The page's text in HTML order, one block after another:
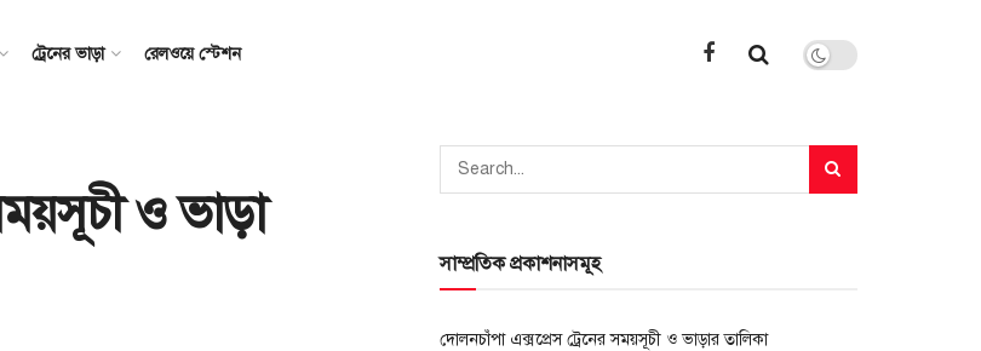
ট্রেনের ভাড়া রেলওয়ে স্টেশন
ও ভাড়া
সাম্প্রতিক প্রকাশনাসমূহ
দোলনচাঁপা এক্সপ্রেস ট্রেনের সময়সূচী ও ভাড়ার তালিকা